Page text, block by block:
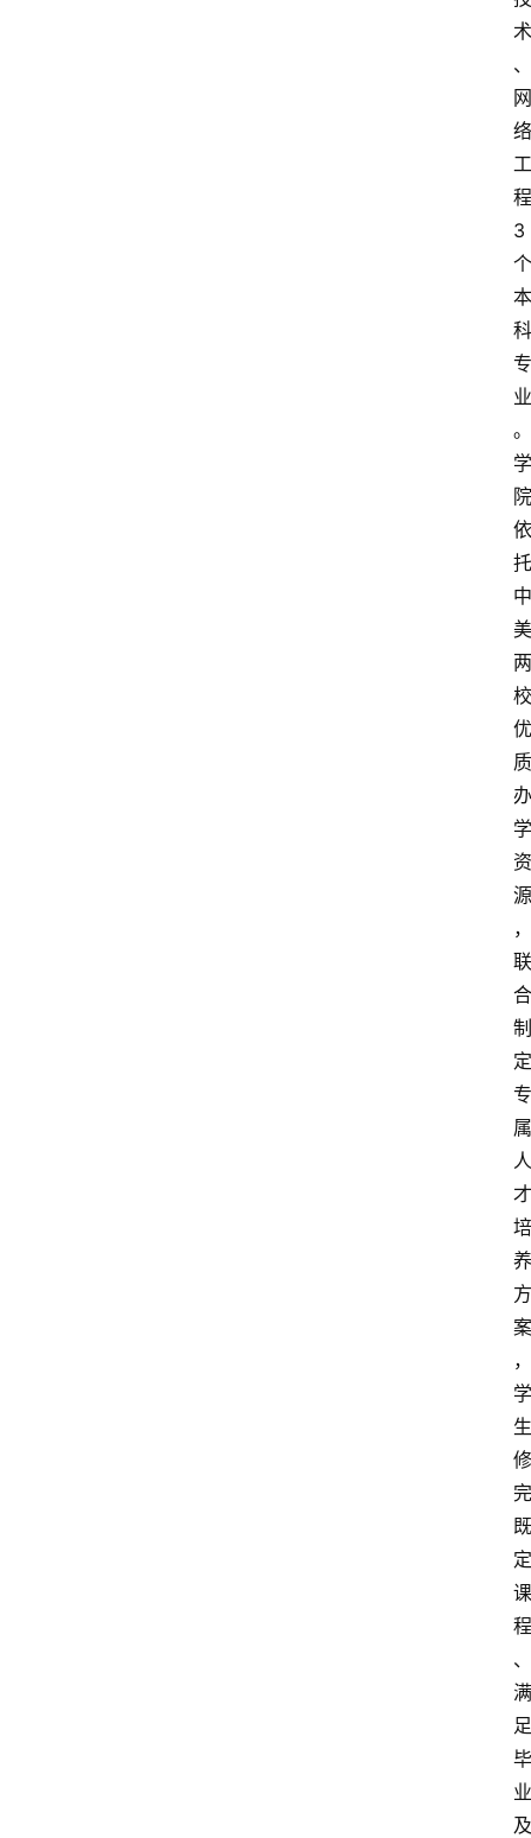
术
、
网
络
工
程
3
个
本
科
专
业
。
学
院
依
托
中
美
两
校
优
质
办
学
资
源
，
联
合
制
定
专
属
人
才
培
养
方
案
，
学
生
修
完
既
定
课
程
、
满
足
毕
业
及